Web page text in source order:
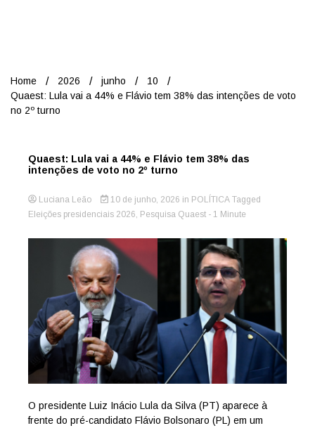
Home 2026 junho
10
Quaest: Lula vai a 44% e Flávio tem 38% das intenções de voto
no 2º turno
Quaest: Lula vai a 44% e Flávio tem 38% das
intenções de voto no 2º turno
Luciana Leão 10 de junho, 2026 in POLÍTICA Tagged
Eleições presidenciais 2026 Pesquisa Quaest - 1 Minute
O presidente Luiz Inácio Lula da Silva (PT) aparece à
frente do pré-candidato Flávio Bolsonaro (PL) em um